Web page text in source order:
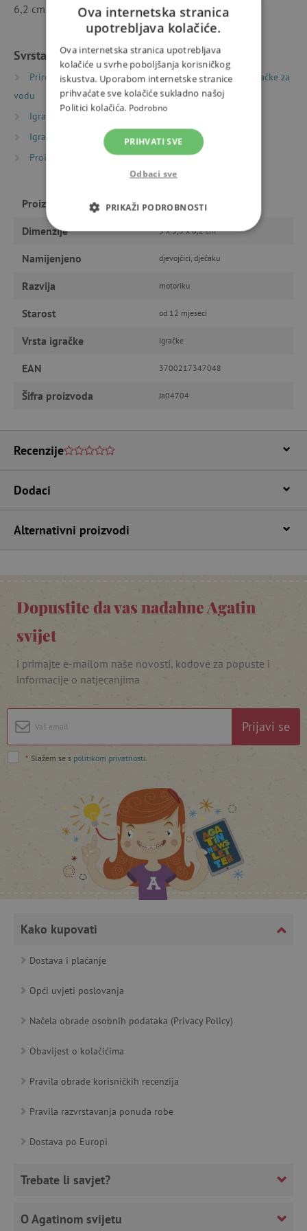
6,2 cm. Izrađeno od plastike prikladne za vodu.
Svrstano u kategorije
Priroda i sport Oprema i igračke za vodu
Igračke za
vodu
Igračke prema vrsti
Igračke prema starosti
Igre i igračke za mališane
Proizvođači
Janod
Proizvođač Janod
Dimenzije 5 x 5,3 x 6,2 cm
Namijenjeno djevojčici, dječaku
Razvija motoriku
Starost od 12 mjeseci
Vrsta igračke igračke
EAN 3700217347048
Šifra proizvoda Ja04704
Recenzije
Dodaci
Alternativni proizvodi
Dopustite da vas nadahne Agatin
svijet
i primajte e-mailom naše novosti, kodove za popuste i
informacije o natjecanjima
Prijavi se
* Slažem se s politikom privatnosti
Kako kupovati
Dostava i plaćanje
Opći uvjeti poslovanja
Načela obrade osobnih podataka (Privacy Policy)
Obavijest o kolačićima
Pravila obrade korisničkih recenzija
Pravila razvrstavanja ponuda robe
Dostava po Europi
Trebate li savjet?
O Agatinom svijetu
Ova internetska stranica
upotrebljava kolačiće.
Ova internetska stranica upotrebljava
kolačiće u svrhe poboljšanja korisničkog
iskustva. Uporabom internetske stranice
prihvaćate sve kolačiće sukladno našoj
Politici kolačića. Podrobno
PRIHVATI SVE
Odbaci sve
PRIKAŽI PODROBNOSTI
NUŽNO POTREBNI KOLAČIĆI
Nužno potrebni kolačići
Izvedba
npr. upis korisnika na stranici te uređivanje
računa. Internetsku stranicu ne možete
odgovarajuće upotrebljavati bez nužno
/
www.agatinsvijet.hr
featureFlagIdentifier
lastVisitedProduct www.agatinsvijet.hr
_lb_ccc
featureFlagCheckoutExperimentVariant www.agatinsvijet.hr
product_filter_remember
_lb
__cf_bm
Googleovu politiku privatnosti